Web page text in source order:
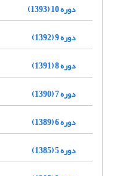
دوره 10 (1393)
دوره 9 (1392)
دوره 8 (1391)
دوره 7 (1390)
دوره 6 (1389)
دوره 5 (1385)